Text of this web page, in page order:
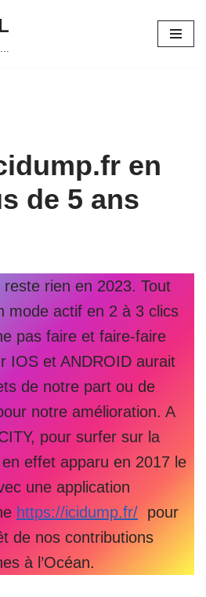
en
de 5 ans
reste rien en 2023. Tout
mode actif en 2 à 3 clics
pas faire et faire-faire
IOS et ANDROID aurait
de notre part ou de
notre amélioration. A
pour surfer sur la
effet apparu en 2017 le
une application
https://icidump.fr/ pour
de nos contributions
à l’Océan.